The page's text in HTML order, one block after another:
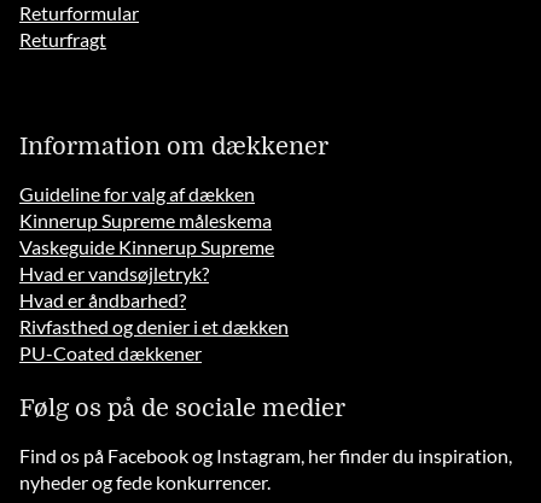
Returformular
Returfragt
Information om dækkener
Guideline for valg af dækken
Kinnerup Supreme måleskema
Vaskeguide Kinnerup Supreme
Hvad er vandsøjletryk?
Hvad er åndbarhed?
Rivfasthed og denier i et dækken
PU-Coated dækkener
Følg os på de sociale medier
Find os på Facebook og Instagram, her finder du inspiration,
nyheder og fede konkurrencer.